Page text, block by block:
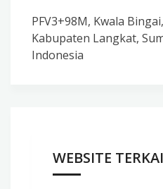
PFV3+98M, Kwala
Kabupaten Langkat,
Indonesia
WEBSITE